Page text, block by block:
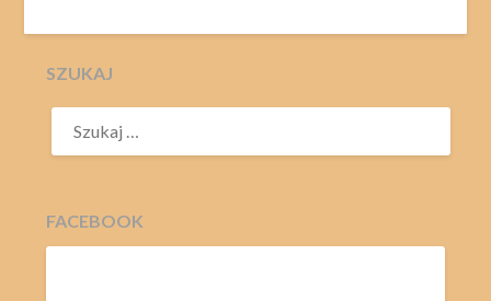
SZUKAJ
SZUKAJ:
FACEBOOK